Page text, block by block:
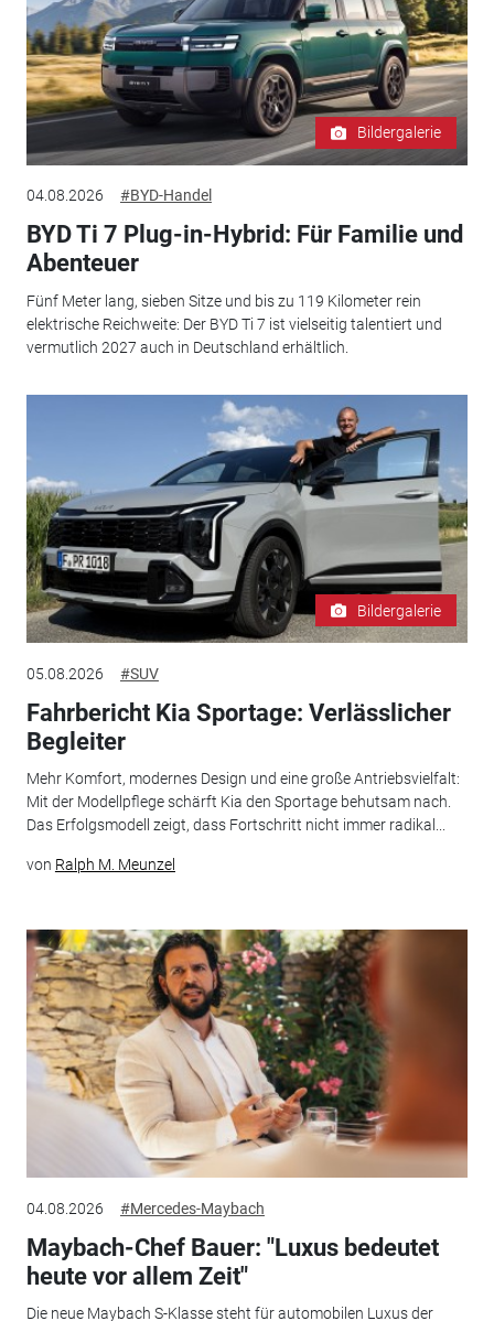
Bildergalerie
04.08.2026 #BYD-Handel
BYD Ti 7 Plug-in-Hybrid: Für Familie und
Abenteuer
Fünf Meter lang, sieben Sitze und bis zu 119 Kilometer rein
elektrische Reichweite: Der BYD Ti 7 ist vielseitig talentiert und
vermutlich 2027 auch in Deutschland erhältlich.
Bildergalerie
05.08.2026 #SUV
Fahrbericht Kia Sportage: Verlässlicher
Begleiter
Mehr Komfort, modernes Design und eine große Antriebsvielfalt:
Mit der Modellpflege schärft Kia den Sportage behutsam nach.
Das Erfolgsmodell zeigt, dass Fortschritt nicht immer radikal...
von Ralph M. Meunzel
04.08.2026 #Mercedes-Maybach
Maybach-Chef Bauer: "Luxus bedeutet
heute vor allem Zeit"
Die neue Maybach S-Klasse steht für automobilen Luxus der